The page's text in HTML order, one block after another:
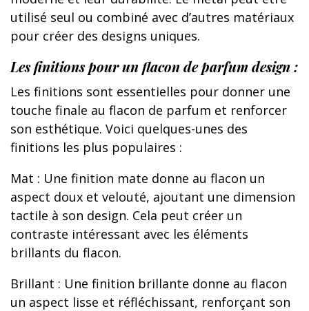
utilisé seul ou combiné avec d’autres matériaux
pour créer des designs uniques.
Les finitions pour un flacon de parfum design :
Les finitions sont essentielles pour donner une
touche finale au flacon de parfum et renforcer
son esthétique. Voici quelques-unes des
finitions les plus populaires :
Mat : Une finition mate donne au flacon un
aspect doux et velouté, ajoutant une dimension
tactile à son design. Cela peut créer un
contraste intéressant avec les éléments
brillants du flacon.
Brillant : Une finition brillante donne au flacon
un aspect lisse et réfléchissant, renforçant son